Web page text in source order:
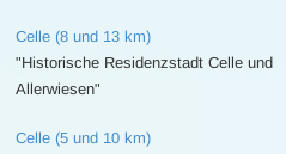
Celle (8 und 13 km)
"Historische Residenzstadt Celle und
Allerwiesen"
Celle (5 und 10 km)